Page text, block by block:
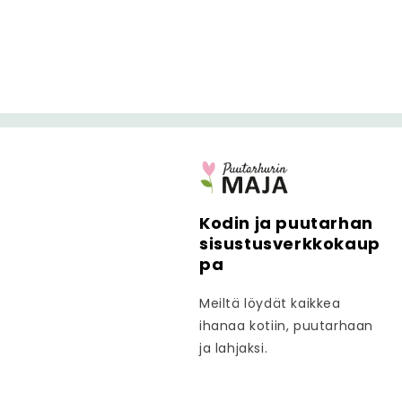
Kodin ja puutarhan
sisustusverkkokaup
pa
Meiltä löydät kaikkea
ihanaa kotiin, puutarhaan
ja lahjaksi.